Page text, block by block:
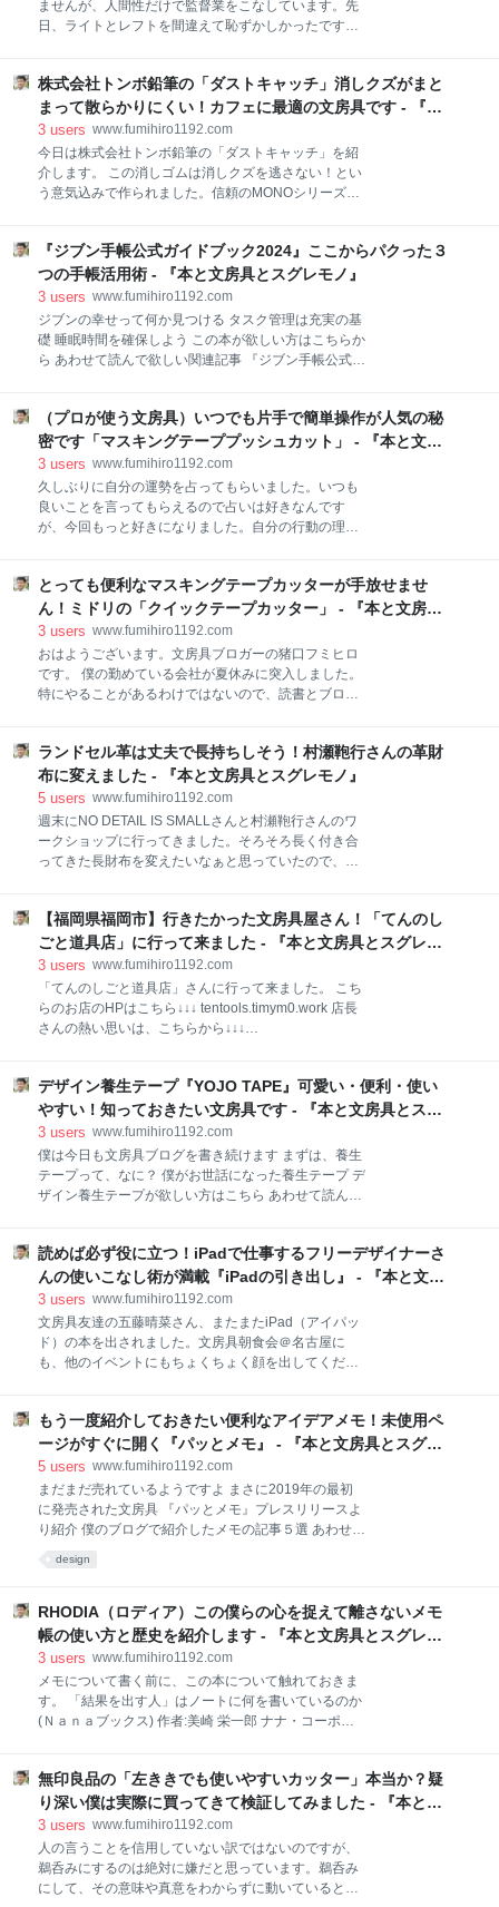
くものであって良いと思うのです。最近、流行の転売
なことをつぶやくのは僕だけでしょうか。 サブブログ
に書いた渾身の記事 news.yahoo.co.jp 僕のサブブログ
（Yahoo!ブログ）に同じ文房具ネタで記事を書いてみ
ま
ませんが、人間性だけで監督業をこなしています。先
日、ライトとレフトを間違えて恥ずかしかったです。
や得意不得意を見極めて覚えていること。一度見たこ
とは忘れないのでとても役に立ちます。現代の軟式野
球はとてもスマートになってきて、レベルもどんどん
アップしてきてます。でも、死ぬまで楽しくやりたい
と思ってます。 何十年も前に「ビヨンド」というバッ
トが開発されて売れに売れました。バットのくせに柔
もあまり効果はわかりませんでした。残念です。 そん
な不思議なバットと同じ名前の文房具を今日は紹介し
ます。 ケーブルバンド「ビヨンド」の紹介 メッシュ構
造の伸びる素材でケーブ
株式会社トンボ鉛筆の「ダストキャッチ」消しクズがまと
まって散らかりにくい！カフェに最適の文房具です - 『本
と文房具とスグレモノ』
3 users www.fumihiro1192.com
今日は株式会社トンボ鉛筆の「ダストキャッチ」を紹
介します。 この消しゴムは消しクズを逃さない！とい
う意気込みで作られました。信頼のMONOシリーズか
つくので、周りを汚さずキレイに字が消せます。 間違
いなくカフェでの勉強や仕事にぴったりですので。推
してあげてください。 ダストキャッチ消しゴムが欲し
い方はこちらから トンボ鉛筆 消しゴム MONO モノダ
ストキャッチ EN-DC ブラック トンボ(Tombow)
Amazon トンボ鉛筆 消しゴム モノダストキャッチ×５
(Tombow) Amazon サブブログに書いた渾身の記事
news.yahoo.co.jp 圧倒的なまと
『ジブン手帳公式ガイドブック2024』ここからパクった３
つの手帳活用術 - 『本と文房具とスグレモノ』
3 users www.fumihiro1192.com
ジブンの幸せって何か見つける タスク管理は充実の基
礎 睡眠時間を確保しよう この本が欲しい方はこちらか
ら あわせて読んで欲しい関連記事 『ジブン手帳公式ガ
されている達人の手帳術をパクって進化していきたい
と思っているのです。死ぬまで進化し続けていきたい
です。 色々な制限を自分勝手に設定して諦めることは
意味がないです。なぜならば、現在生きている人たち
は全て条件が同じで、いつ何時終わるのかわからない
人生を薄氷の上を歩くように毎日生きているからで
キラ輝き出して、いつ死んでも後悔なく終えることが
出来るというものなのです。この理屈をしっかりと心
に留めながら日々精進して生きていきます。 そんな僕
がお届けする、
（プロが使う文房具）いつでも片手で簡単操作が人気の秘
密です「マスキングテーププッシュカット」 - 『本と文房
具とスグレモノ』
3 users www.fumihiro1192.com
久しぶりに自分の運勢を占ってもらいました。いつも
良いことを言ってもらえるので占いは好きなんです
が、今回もっと好きになりました。自分の行動の理屈
着地するならば、ちょっと遠くへ、そして誰も着地し
たことのない場所がいいなぁと思いますので、そうな
るように頑張ろうと思います。そして、この文房具ブ
ログもますます進化させて行きたいと思ってます。 読
者の皆さんに励ましていただいてここまできました。
恩返ししますからね。 マスキングテーププッシュカッ
ュカット」が便利です - 猪口フミヒロ | Yahoo! JAPAN
クリエイターズプログラム この文房具ご存知ですか？
一度は廃版になったそうな
とっても便利なマスキングテープカッターが手放せませ
ん！ミドリの「クイックテープカッター」 - 『本と文房具
とスグレモノ』
3 users www.fumihiro1192.com
おはようございます。文房具ブロガーの猪口フミヒロ
です。 僕の勤めている会社が夏休みに突入しました。
特にやることがあるわけではないので、読書とブログ
なってきました。断捨離も兼ねて頑張ります。 ブログ
の方はどんどん書き手としてのレベルは上がってきて
いると思います。高級料理も作ることができるスキル
は身につきつつあるのですが、いつもいつもそんな料
理をだせるわけでもないので、その兼ね合いが難しい
ところです。 これからも頑張って文房具ブログを書い
が、僕のモチベーションの源泉です。これなら死ぬま
で楽しめるはずですので、ライフワークですね。 今日
紹介したいのは、デザインフィルミドリカンパニーか
ら出ている「クイックテー
ランドセル革は丈夫で長持ちしそう！村瀬鞄行さんの革財
布に変えました - 『本と文房具とスグレモノ』
5 users www.fumihiro1192.com
週末にNO DETAIL IS SMALLさんと村瀬鞄行さんのワ
ークショップに行ってきました。そろそろ長く付き合
ってきた長財布を変えたいなぁと思っていたので、試
います。思い出がいっぱい詰まった僕の大事な長財布
なんですけど、そろそろ限界です。新しい財布をお迎
えしました。丈夫で長持ちしそうな長財布で使うのが
楽しみです。 お値段もこのタイプのものにしてはお手
頃価格。今日から使うようにします。この色合い、僕
の金運をさらに上げてくれること間違いなしです。ち
で紹介します。 www.fumihiro1192.com この財布が今
まで使い続けてきたアシュフォードです。神戸ペンシ
ョーで購入しました。めちゃめちゃ安か
【福岡県福岡市】行きたかった文房具屋さん！「てんのし
ごと道具店」に行って来ました - 『本と文房具とスグレモ
ノ』
3 users www.fumihiro1192.com
「てんのしごと道具店」さんに行って来ました。 こち
らのお店のHPはこちら↓↓↓ tentools.timym0.work 店長
さんの熱い思いは、こちらから↓↓↓
古屋の仲間に「九州に行ったら是非！」と、勧められ
ていて、いかなくちゃと思っていたお店に行けて良か
ったです。 福岡駅からタクシーで15分ほど。タクシー
の運転手さんに「15分で買い物して帰ってくるから、
ここで待ってて」とお願いしたら快く了解してくださ
いました。時間通りに、撮影と買い物、そして店主さ
ー。なんとも素敵なキャッチフレーズです。 店内撮影
の了解をいただいて、撮影開始。ビリビリくる文房具
ばかりです。 僕自身、学生の頃
デザイン養生テープ『YOJO TAPE』可愛い・便利・使い
やすい！知っておきたい文房具です - 『本と文房具とスグ
レモノ』
3 users www.fumihiro1192.com
僕は今日も文房具ブログを書き続けます まずは、養生
テープって、なに？ 僕がお世話になった養生テープ デ
ザイン養生テープが欲しい方はこちら あわせて読んで
もかかわらず、今日も僕は文房具ブログを書き続けま
す。こんなことをしていて良いのだろうか？という気
持ちは微塵（みじん）もありませんので、読者のみな
さんご安心ください。 僕は僕の今できる最高のことを
やっていれば、それで良いのです。 藤井聡太君は将棋
の世界で、小川哲さんは直木賞作家として、そして僕
いう証拠は何もありませんが。 先日、会社を定時で上
がってペンズアレイタケウチさんに行ってきました。
目的は『YOJO TAPE』（デザイン養生テープ）の写真
を撮ら
読めば必ず役に立つ！iPadで仕事するフリーデザイナーさ
んの使いこなし術が満載『iPadの引き出し』 - 『本と文房
具とスグレモノ』
3 users www.fumihiro1192.com
文房具友達の五藤晴菜さん、またまたiPad（アイパッ
ド）の本を出されました。文房具朝食会＠名古屋に
も、他のイベントにもちょくちょく顔を出してくださ
す。結構、大きめのリュックを背負って移動している
ので友達に「登山家？」と笑われています。僕のよう
な人間がiPadに移行すれば、もう少しスマートに作業
が出来るんでしょうね。 作業といっても文房具ブログ
を書いているだけなんです。それなら、iPadで十分で
しょ？そんなエッセンスが詰まった本になっていま
いたいと思っている人におすすめしたい本です。 この
す。紙媒体の本も同時に6月29日から発売開始です。
iPadの引き出し あらゆる場面で役に立つ活用
もう一度紹介しておきたい便利なアイデアメモ！未使用ペ
ージがすぐに開く『パッとメモ』 - 『本と文房具とスグレ
モノ』
5 users www.fumihiro1192.com
まだまだ売れているようですよ まさに2019年の最初
に発売された文房具 『パッとメモ』プレスリリースよ
り紹介 僕のブログで紹介したメモの記事５選 あわせて
ようですよ 2019年発売開始の、株式会社デザインフ
ているようです。文房具売り場で見て、懐かしく思っ
て、再度ブログに書いてみようと思いました。なかな
かのアイデア商品なので、大事にしたいです。 側面を
は固定されたままなのでいつも最新ページがパッと開
けるというこのアイデアは素晴らしいと思います。使
用済みの部分を束ねたりしているのに、ここ気がつき
るところが抜け目ない文房具業界の生き馬の目を抜く
という厳しさなんでしょうけどね。見れば見るほど素
晴らしいアイ
design
RHODIA（ロディア）この僕らの心を捉えて離さないメモ
帳の使い方と歴史を紹介します - 『本と文房具とスグレモ
ノ』
3 users www.fumihiro1192.com
メモについて書く前に、この本について触れておきま
す。 「結果を出す人」はノートに何を書いているのか
(Ｎａｎａブックス) 作者:美崎 栄一郎 ナナ・コーポレ
書いているのか』というビジネス本です。元々、本を
読むのは好きだったのですがビジネス本は読みません
でした。そんな僕を変えてくれた本です。 あまりに衝
撃を受けて、大阪まで本人に会いに行きました。偶然
ですが、セミナー会場の隣の神社の境内でTwitterのタ
イムラインと格闘する美崎さんを見つけて、挨拶させ
無印良品の「左ききでも使いやすいカッター」本当か？疑
り深い僕は実際に買ってきて検証してみました - 『本と文
房具とスグレモノ』
3 users www.fumihiro1192.com
人の言うことを信用していない訳ではないのですが、
鵜呑みにするのは絶対に嫌だと思っています。鵜呑み
にして、その意味や真意をわからずに動いていると、